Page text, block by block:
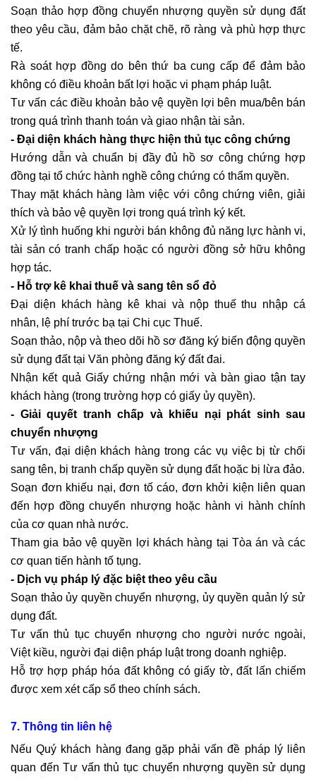
Soạn thảo hợp đồng chuyển nhượng quyền sử dụng đất
theo yêu cầu, đảm bảo chặt chẽ, rõ ràng và phù hợp thực
tế.
Rà soát hợp đồng do bên thứ ba cung cấp để đảm bảo
không có điều khoản bất lợi hoặc vi phạm pháp luật.
Tư vấn các điều khoản bảo vệ quyền lợi bên mua/bên bán
trong quá trình thanh toán và giao nhận tài sản.
- Đại diện khách hàng thực hiện thủ tục công chứng
Hướng dẫn và chuẩn bị đầy đủ hồ sơ công chứng hợp
đồng tại tổ chức hành nghề công chứng có thẩm quyền.
Thay mặt khách hàng làm việc với công chứng viên, giải
thích và bảo vệ quyền lợi trong quá trình ký kết.
Xử lý tình huống khi người bán không đủ năng lực hành vi,
tài sản có tranh chấp hoặc có người đồng sở hữu không
hợp tác.
- Hỗ trợ kê khai thuế và sang tên sổ đỏ
Đại diện khách hàng kê khai và nộp thuế thu nhập cá
nhân, lệ phí trước bạ tại Chi cục Thuế.
Soạn thảo, nộp và theo dõi hồ sơ đăng ký biến động quyền
sử dụng đất tại Văn phòng đăng ký đất đai.
Nhận kết quả Giấy chứng nhận mới và bàn giao tận tay
khách hàng (trong trường hợp có giấy ủy quyền).
- Giải quyết tranh chấp và khiếu nại phát sinh sau
chuyển nhượng
Tư vấn, đại diện khách hàng trong các vụ việc bị từ chối
sang tên, bị tranh chấp quyền sử dụng đất hoặc bị lừa đảo.
Soạn đơn khiếu nại, đơn tố cáo, đơn khởi kiện liên quan
đến hợp đồng chuyển nhượng hoặc hành vi hành chính
của cơ quan nhà nước.
Tham gia bảo vệ quyền lợi khách hàng tại Tòa án và các
cơ quan tiến hành tố tụng.
- Dịch vụ pháp lý đặc biệt theo yêu cầu
Soạn thảo ủy quyền chuyển nhượng, ủy quyền quản lý sử
dụng đất.
Tư vấn thủ tục chuyển nhượng cho người nước ngoài,
Việt kiều, người đại diện pháp luật trong doanh nghiệp.
Hỗ trợ hợp pháp hóa đất không có giấy tờ, đất lấn chiếm
được xem xét cấp sổ theo chính sách.
7. Thông tin liên hệ
Nếu Quý khách hàng đang gặp phải vấn đề pháp lý liên
quan đến Tư vấn thủ tục chuyển nhượng quyền sử dụng